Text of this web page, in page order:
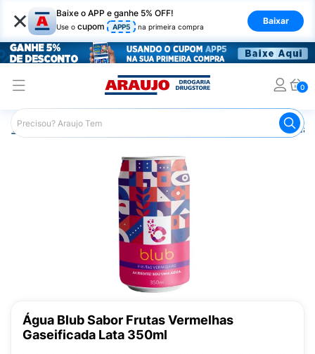
× Baixe o APP e ganhe 5% OFF!
Use o cupom APP5 na primeira compra
Baixar
0
Araujo Mercado Água Tônica e Saborizada
Água Blub Sabor Frutas Vermelhas
Gaseificada Lata 350ml